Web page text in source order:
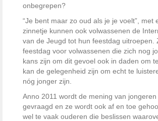
onbegrepen?
“Je bent maar zo oud als je je voelt”, met
zinnetje kunnen ook volwassenen de
van de Jeugd tot hun feestdag uitroepen.
feestdag voor volwassenen die zich nog
kans zijn om dit gevoel ook in daden om
kan de gelegenheid zijn om echt te
nóg jonger zijn.
Anno 2011 wordt de mening van
gevraagd en ze wordt ook af en toe
wel te vaak ouderen die beslissen